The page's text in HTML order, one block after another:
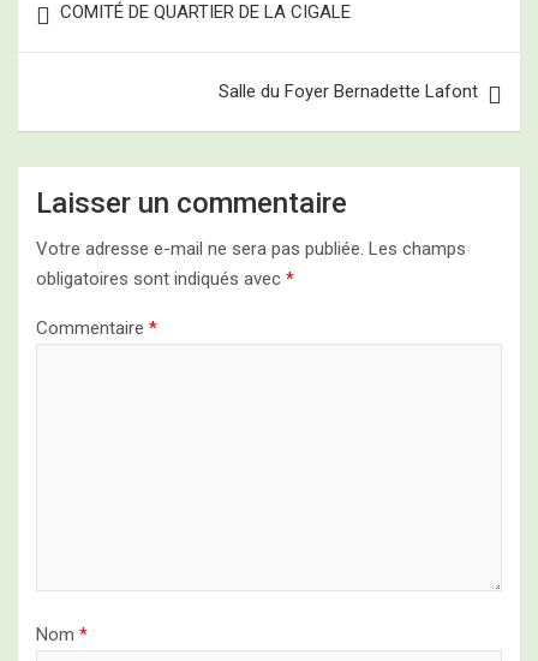
de COMITÉ DE QUARTIER DE LA CIGALE
Salle du Foyer Bernadette Lafont
Laisser un commentaire
Votre adresse e-mail ne sera pas publiée. Les champs
obligatoires sont indiqués avec *
Commentaire *
Nom *